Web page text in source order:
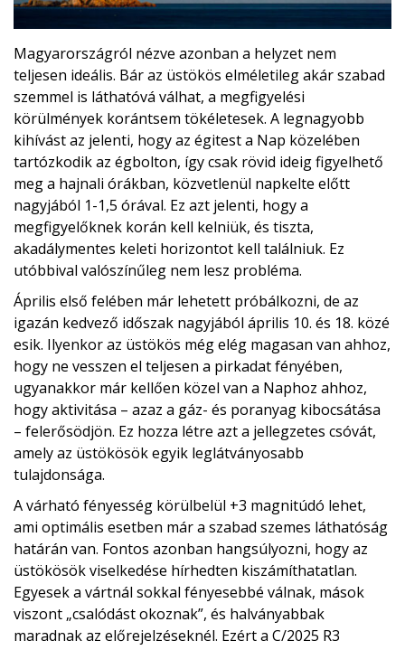
Magyarországról nézve azonban a helyzet nem
teljesen ideális. Bár az üstökös elméletileg akár szabad
szemmel is láthatóvá válhat, a megfigyelési
körülmények korántsem tökéletesek. A legnagyobb
kihívást az jelenti, hogy az égitest a Nap közelében
tartózkodik az égbolton, így csak rövid ideig figyelhető
meg a hajnali órákban, közvetlenül napkelte előtt
nagyjából 1-1,5 órával. Ez azt jelenti, hogy a
megfigyelőknek korán kell kelniük, és tiszta,
akadálymentes keleti horizontot kell találniuk. Ez
utóbbival valószínűleg nem lesz probléma.
Április első felében már lehetett próbálkozni, de az
igazán kedvező időszak nagyjából április 10. és 18. közé
esik. Ilyenkor az üstökös még elég magasan van ahhoz,
hogy ne vesszen el teljesen a pirkadat fényében,
ugyanakkor már kellően közel van a Naphoz ahhoz,
hogy aktivitása – azaz a gáz- és poranyag kibocsátása
– felerősödjön. Ez hozza létre azt a jellegzetes csóvát,
amely az üstökösök egyik leglátványosabb
tulajdonsága.
A várható fényesség körülbelül +3 magnitúdó lehet,
ami optimális esetben már a szabad szemes láthatóság
határán van. Fontos azonban hangsúlyozni, hogy az
üstökösök viselkedése hírhedten kiszámíthatatlan.
Egyesek a vártnál sokkal fényesebbé válnak, mások
viszont „csalódást okoznak”, és halványabbak
maradnak az előrejelzéseknél. Ezért a C/2025 R3